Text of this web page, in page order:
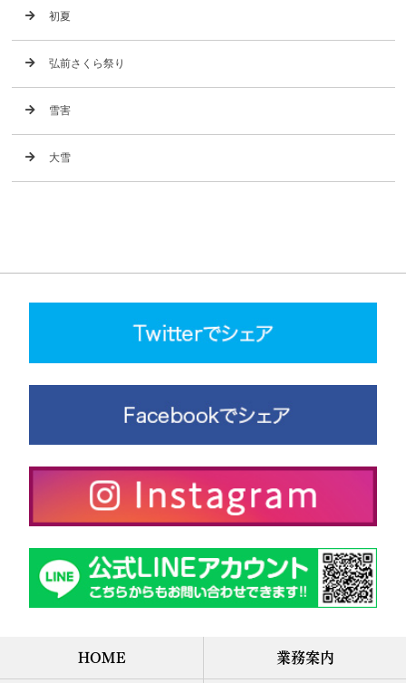
初夏
弘前さくら祭り
雪害
大雪
HOME 業務案内